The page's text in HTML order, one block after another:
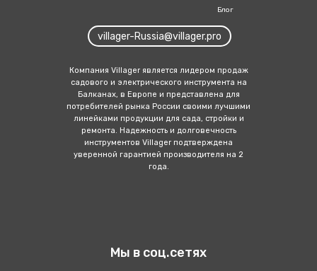
villager-Russia@villager.pro
Компания Villager является лидером продаж
садового и электрич еского инструмента на
Балканах, в Европе и представлена для
потребителей рынка России своими лучшими
линейка ми продукции для сада, стройки и
ремонта. Надежность и долговечность
инструментов Villager подтверждена
уверенной гарантией производителя на 2
года.
Блог
Мы в соц.сетях